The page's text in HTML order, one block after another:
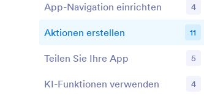
Features
App-Navigation einrichten 4
Features
Aktionen erstellen 11
Features
Teilen Sie Ihre App 5
Features
KI-Funktionen verwenden 4